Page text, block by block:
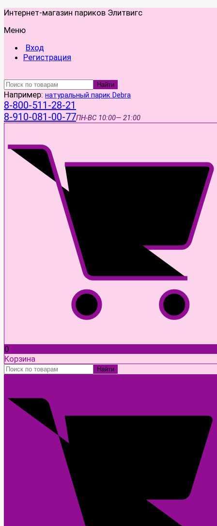
Интернет-магазин париков Элитвигс
Меню
Вход
Регистрация
Найти
Например: натуральный парик Debra
8-800-511-28-21
8-910-081-00-77ПН-ВС 10:00— 21:00
0
Корзина
Найти